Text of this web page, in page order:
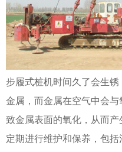
步履式桩机时间久了会生
金属，而金属在空气中会
致金属表面的氧化，从而
定期进行维护和保养，包